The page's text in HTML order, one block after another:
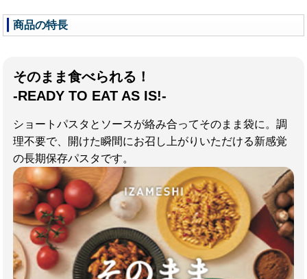
商品の特長
そのまま食べられる！
-READY TO EAT AS IS!-
ショートパスタとソースが絡み合ってそのまま袋に。調
理不要で、開けた瞬間にお召し上がりいただける新感覚
の長期保存パスタです。